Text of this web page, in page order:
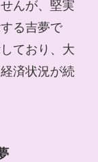
んが、堅実
る吉夢で
ており、大
済状況が続